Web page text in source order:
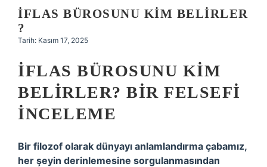
Hakkımızda
İFLAS BÜROSUNU KIM BELIRLER
?
Tarih: Kasım 17, 2025
İFLAS BÜROSUNU KIM
BELIRLER? BIR FELSEFI
İNCELEME
Bir filozof olarak dünyayı anlamlandırma çabamız,
her şeyin derinlemesine sorgulanmasından